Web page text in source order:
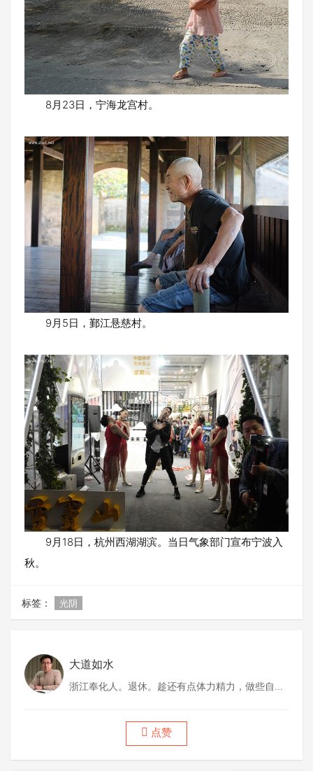
8月23日，宁海龙宫村。
9月5日，鄞江悬慈村。
9月18日，杭州西湖湖滨。当日气象部门宣布宁波入
秋。
标签： 光阴
大道如水
浙江奉化人。退休。趁还有点体力精力，做些自己
点赞